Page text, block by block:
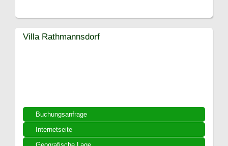
Buchungsanfrage
Internetseite
Villa Rathmannsdorf